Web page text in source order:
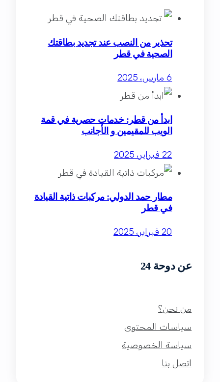
تحذير من النصب عند تجديد بطاقتك
الصحية في قطر
6 مارس، 2025
ابدأ من قطر: خدمات حصرية في قمة
الويب للمقيمين و الأجانب
22 فبراير، 2025
مطار حمد الدولي: مركبات ذاتية القيادة
في قطر
20 فبراير، 2025
عن دوحة 24
من نحن؟
سياسات المحتوى
سياسة الخصوصية
اتصل بنا